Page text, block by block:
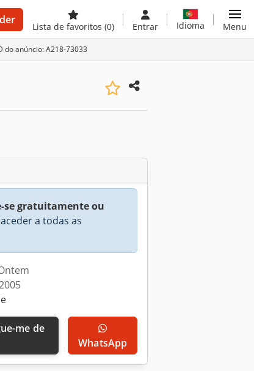
Lista de favoritos (0) Entrar Idioma Menu
do anúncio: A218-73033
se gratuitamente ou
a todas as
WhatsApp